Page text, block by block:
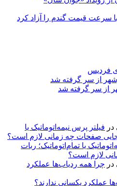
سرعت قیمت گندم را آزاد کرد
فردیس
از سر گرفته شد
در فیلتر پرس نیمه‌اتوماتیک یا
صفحات چه زمانی لازم است؟
یا تمام‌اتوماتیک؛ ربات
لازم است؟
در چرا همه ردیاب‌ها عملکرد
عملکرد یکسانی ندارند؟